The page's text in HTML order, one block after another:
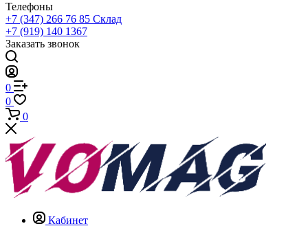
Телефоны
+7 (347) 266 76 85 Склад
+7 (919) 140 1367
Заказать звонок
0
0
0
Кабинет